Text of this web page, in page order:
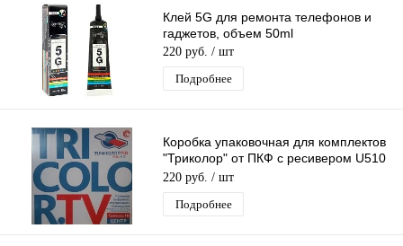
Клей 5G для ремонта телефонов и
гаджетов, объем 50ml
220 руб. / шт
Подробнее
Коробка упаковочная для комплектов
"Триколор" от ПКФ с ресивером U510
Европа без картонных прокладок
220 руб. / шт
Подробнее